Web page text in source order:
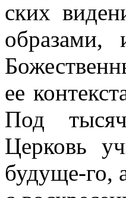
ских
образами,
ее
Под
Церковь
будуще-го,